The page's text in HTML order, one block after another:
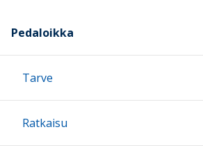
Pedaloikka
Tarve
Ratkaisu